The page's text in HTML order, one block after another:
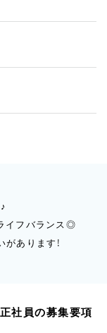
イフバランス◎
あります！
社員の募集要項